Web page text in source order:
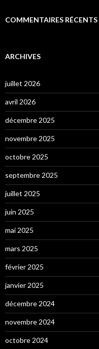
COMMENTAIRES RÉCENTS
ARCHIVES
juillet 2026
avril 2026
décembre 2025
novembre 2025
octobre 2025
septembre 2025
juillet 2025
juin 2025
mai 2025
mars 2025
février 2025
janvier 2025
décembre 2024
novembre 2024
octobre 2024